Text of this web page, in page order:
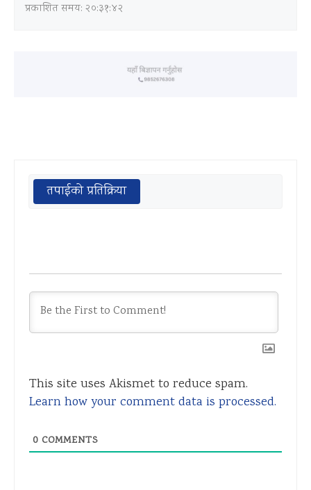
प्रकाशित समय: २०:३१:४२
तपाईको प्रतिक्रिया
This site uses Akismet to reduce spam.
Learn how your comment data is processed.
0 COMMENTS